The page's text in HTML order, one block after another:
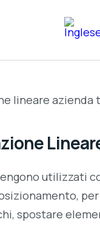
utilizzati
per
spostare